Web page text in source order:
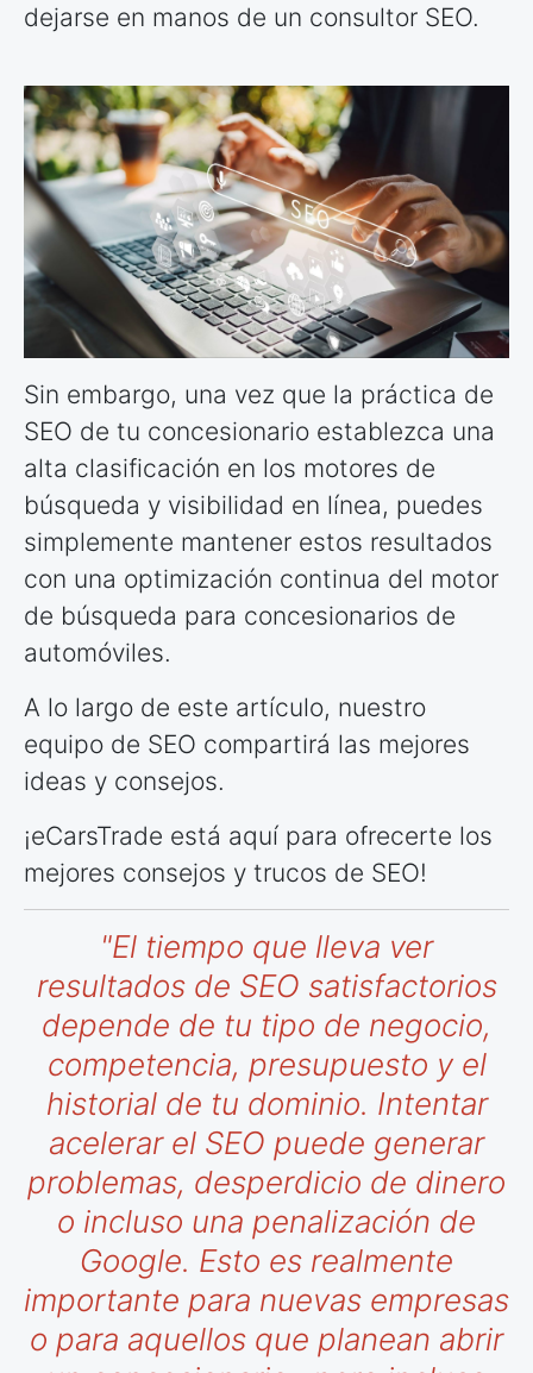
dejarse en manos de un consultor SEO.
Sin embargo, una vez que la práctica de
SEO de tu concesionario establezca una
alta clasificación en los motores de
búsqueda y visibilidad en línea, puedes
simplemente mantener estos resultados
con una optimización continua del motor
de búsqueda para concesionarios de
automóviles.
A lo largo de este artículo, nuestro
equipo de SEO compartirá las mejores
ideas y consejos.
¡eCarsTrade está aquí para ofrecerte los
mejores consejos y trucos de SEO!
"El tiempo que lleva ver
resultados de SEO satisfactorios
depende de tu tipo de negocio,
competencia, presupuesto y el
historial de tu dominio. Intentar
acelerar el SEO puede generar
problemas, desperdicio de dinero
o incluso una penalización de
Google. Esto es realmente
importante para nuevas empresas
o para aquellos que planean abrir